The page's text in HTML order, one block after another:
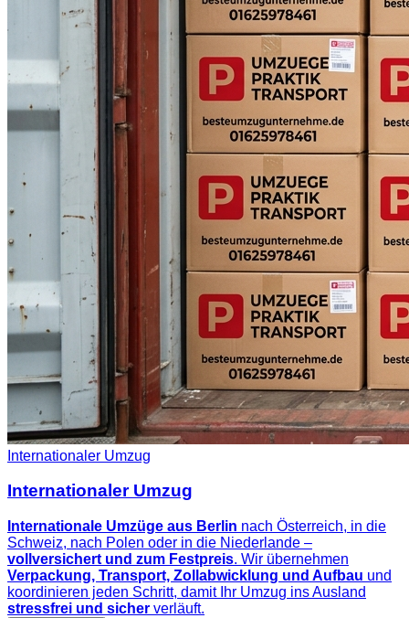
Internationaler Umzug
Internationaler Umzug
Internationale Umzüge aus Berlin nach Österreich, in die
Schweiz, nach Polen oder in die Niederlande –
vollversichert und zum Festpreis. Wir übernehmen
Verpackung, Transport, Zollabwicklung und Aufbau und
koordinieren jeden Schritt, damit Ihr Umzug ins Ausland
stressfrei und sicher verläuft.